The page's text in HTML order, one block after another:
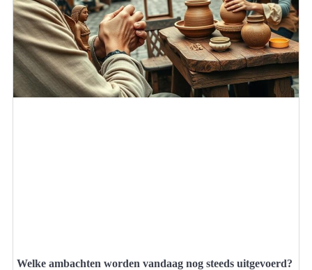
Welke ambachten worden vandaag nog steeds uitgevoerd?